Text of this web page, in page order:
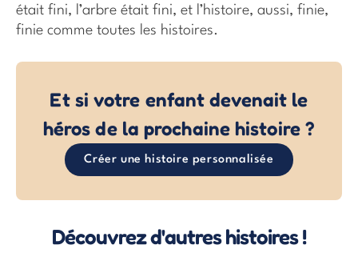
était fini, l’arbre était fini, et l’histoire, aussi, finie,
finie comme toutes les histoires.
Et si votre enfant devenait le
héros de la prochaine histoire ?
Créer une histoire personnalisée
Découvrez d'autres histoires !